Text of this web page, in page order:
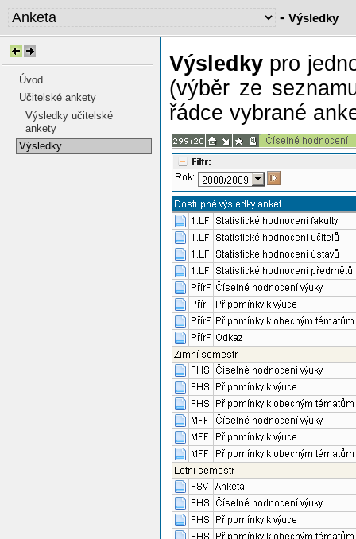
- Výsledky
Úvod
Učitelské ankety
Výsledky učitelské
ankety
Výsledky
Výsledky pro
(výběr ze
řádce vybrané